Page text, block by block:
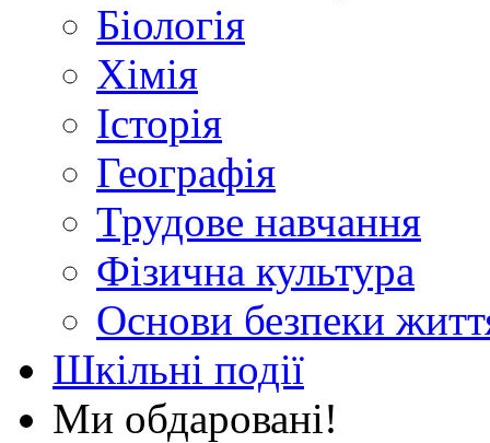
Біологія
Хімія
Історія
Географія
Трудове навчання
Фізична культура
Основи безпеки
Шкільні події
Ми обдаровані!